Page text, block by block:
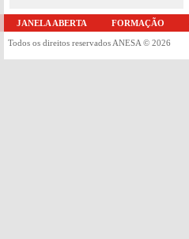
JANELA ABERTA FORMAÇÃO
Todos os direitos reservados ANESA © 2026